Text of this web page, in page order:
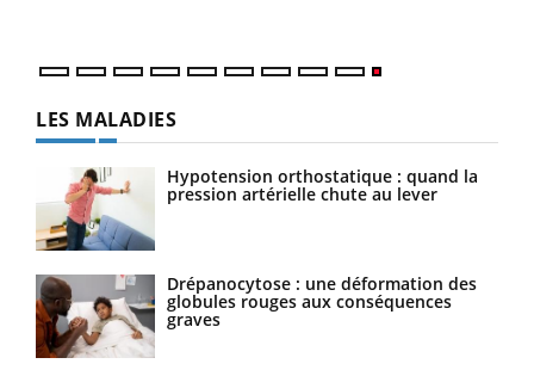
LES MALADIES
Hypotension orthostatique : quand la
pression artérielle chute au lever
Drépanocytose : une déformation des
globules rouges aux conséquences
graves